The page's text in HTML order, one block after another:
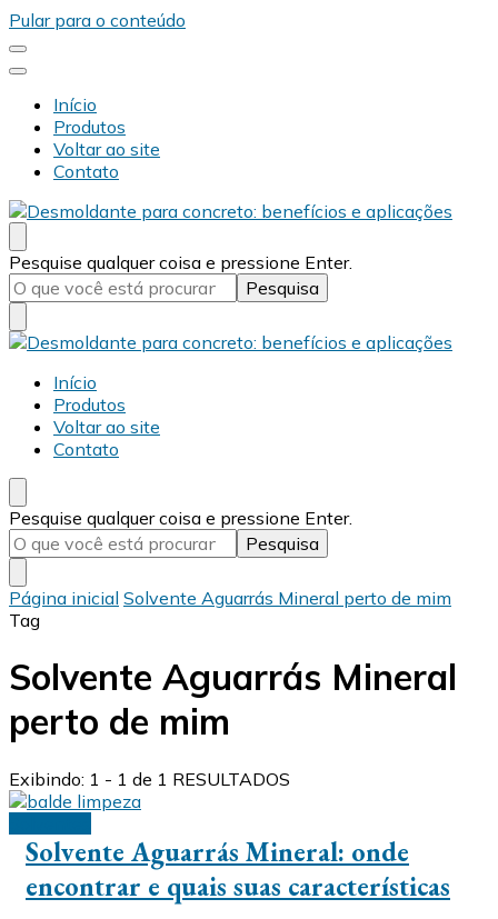
Pular para o conteúdo
Início
Produtos
Voltar ao site
Contato
Desmold
Blog Desmold
Procurando
algo?
Pesquise qualquer coisa e pressione Enter.
Desmold
Blog Desmold
Início
Produtos
Voltar ao site
Contato
Procurando
algo?
Pesquise qualquer coisa e pressione Enter.
Página inicial Solvente Aguarrás Mineral perto de mim
Tag
Solvente Aguarrás Mineral
perto de mim
Exibindo: 1 - 1 de 1 RESULTADOS
Solvente Aguarrás Mineral: onde
encontrar e quais suas características